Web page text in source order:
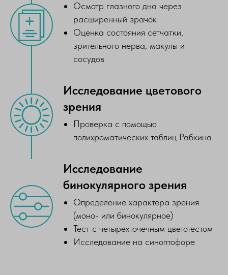
Осмотр глазного дна через
расширенный зрачок
Оценка состояния сетчатки,
зрительного нерва, макулы и
сосудов
Исследование цветового
зрения
Проверка с помощью
полихроматических таблиц Рабкина
Исследование
бинокулярного зрения
Определение характера зрения
(моно- или бинокулярное)
Тест с четырехточечным цветотестом
Исследование на синоптофоре